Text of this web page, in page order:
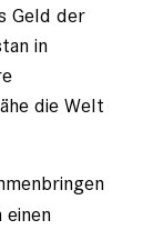
Geld der
in
die Welt